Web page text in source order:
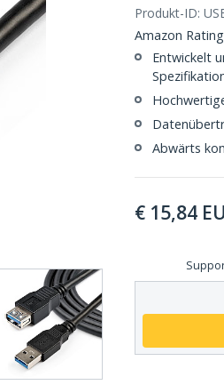
Produkt-ID:
Amazon
Entwickelt
Abwärts
€ 15,84